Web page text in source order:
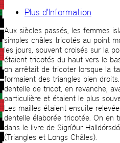
Plus d'Information
Aux siècles passés, les femmes
simples châles tricotés au point
les jours, souvent croisés sur la
étaient tricotés du haut vers le
on arrêtait de tricoter lorsque la
formaient des triangles bien
dentelle de tricot, en revanche,
particulière et étaient le plus
Les mailles étaient ensuite
dentelle élaborée tricotée. On en
dans le livre de Sigríður
(Triangles et Longs Châles).